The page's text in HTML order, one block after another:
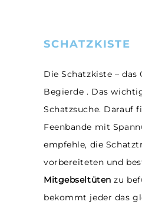
SCHATZKISTE
Die Schatzkiste – das
Begierde . Das
Schatzsuche. Darauf
Feenbande mit
empfehle, die
vorbereiteten und
Mitgebseltütenzu
bekommt jeder das